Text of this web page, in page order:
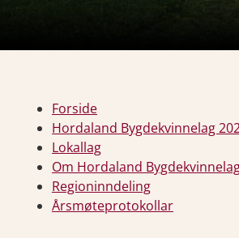
Forside
Hordaland Bygdekvinnelag
Lokallag
Om Hordaland
Regioninndeling
Årsmøteprotokollar